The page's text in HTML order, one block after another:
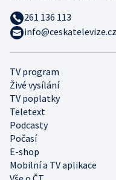
TV program
Živé vysílání
TV poplatky
Teletext
Podcasty
Počasí
E-shop
Mobilní a TV aplikace
261 136 113
info@ceskatelevize.cz